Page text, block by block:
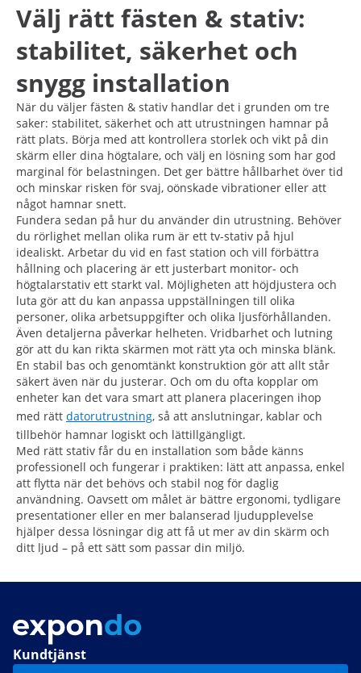
Välj rätt fästen & stativ:
stabilitet, säkerhet och
snygg installation
När du väljer fästen & stativ handlar det i grunden om tre
saker: stabilitet, säkerhet och att utrustningen hamnar på
rätt plats. Börja med att kontrollera storlek och vikt på din
skärm eller dina högtalare, och välj en lösning som har god
marginal för belastningen. Det ger bättre hållbarhet över tid
och minskar risken för svaj, oönskade vibrationer eller att
något hamnar snett.
Fundera sedan på hur du använder din utrustning. Behöver
du rörlighet mellan olika rum är ett tv-stativ på hjul
idealiskt. Arbetar du vid en fast station och vill förbättra
hållning och placering är ett justerbart monitor- och
högtalarstativ ett starkt val. Möjligheten att höjdjustera och
luta gör att du kan anpassa uppställningen till olika
personer, olika arbetsuppgifter och olika ljusförhållanden.
Även detaljerna påverkar helheten. Vridbarhet och lutning
gör att du kan rikta skärmen mot rätt yta och minska blänk.
En stabil bas och genomtänkt konstruktion gör att allt står
säkert även när du justerar. Och om du ofta kopplar om
enheter kan det vara smart att planera placeringen ihop
med rätt datorutrustning, så att anslutningar, kablar och
tillbehör hamnar logiskt och lättillgängligt.
Med rätt stativ får du en installation som både känns
professionell och fungerar i praktiken: lätt att anpassa, enkel
att flytta när det behövs och stabil nog för daglig
användning. Oavsett om målet är bättre ergonomi, tydligare
presentationer eller en mer balanserad ljudupplevelse
hjälper dessa lösningar dig att få ut mer av din skärm och
ditt ljud – på ett sätt som passar din miljö.
Kundtjänst